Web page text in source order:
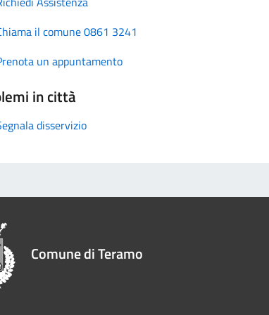
il comune 0861 3241
un appuntamento
in città
disservizio
Comune di Teramo